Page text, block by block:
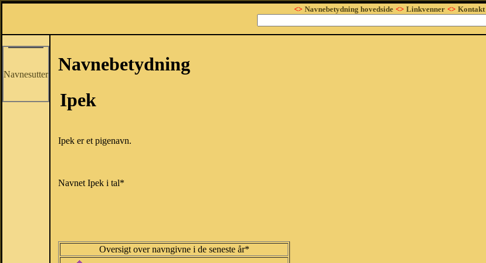
<> Navnebetydning hovedside <> Linkvenner <> Kontakt
Navnesutter
Navnebetydning
Ipek
Ipek er et pigenavn.
Navnet Ipek i tal*
Oversigt over navngivne i de seneste år*